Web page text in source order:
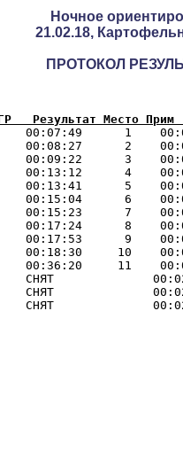
Ночное
21.02.18,
ПРОТОКОЛ
ГР   Результат
1
00:08:27      2
00:09:22      3
00:13:12      4
00:13:41      5
00:15:04      6
00:15:23      7
00:17:24      8
00:17:53      9
00:18:30     10
00:36:20     11
СНЯТ
СНЯТ